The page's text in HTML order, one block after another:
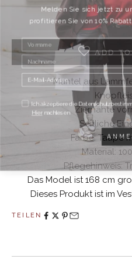
ADD
Mantel aus
Ziernähte
Seitliche
Farbe: Taupe
Material:
Pflegehinweis:
Das Model ist 168 cm
Dieses Produkt ist im
TEILEN
Melden Sie sich jetzt zu
profitieren Sie von 10%
Ich akzeptiere die
Hier nachlesen